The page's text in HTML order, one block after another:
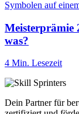
Meisterprämie
was?
4 Min. Lesezeit
Dein Partner für